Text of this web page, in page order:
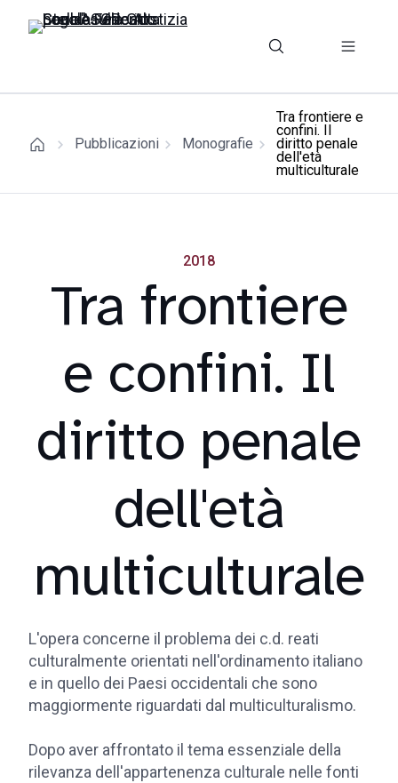
Pubblicazioni Monografie
Tra frontiere e
confini. Il
diritto penale
dell'età
multiculturale
2018
Tra frontiere
e confini. Il
diritto penale
dell'età
multiculturale
L'opera concerne il problema dei c.d. reati
culturalmente orientati nell'ordinamento italiano
e in quello dei Paesi occidentali che sono
maggiormente riguardati dal multiculturalismo.
Dopo aver affrontato il tema essenziale della
rilevanza dell'appartenenza culturale nelle fonti